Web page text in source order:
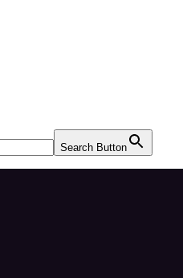
Search Button